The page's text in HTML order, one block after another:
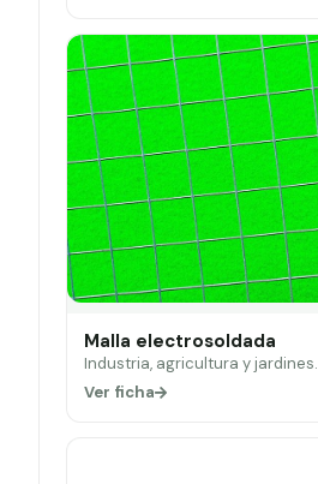
Malla electrosoldada
Industria, agricultura y jardines.
Ver ficha